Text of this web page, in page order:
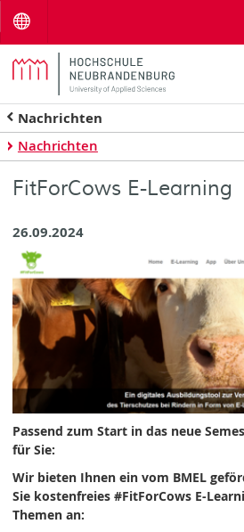
Nachrichten
Nachrichten
FitForCows E-Learning
26.09.2024
Passend zum Start in das neue
für Sie:
Wir bieten Ihnen ein vom BMEL
Sie kostenfreies #FitForCows E-
Themen an: